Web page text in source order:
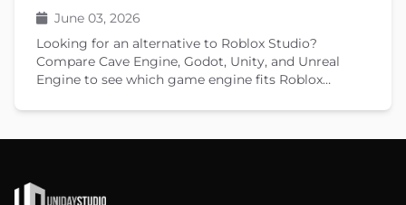
June 03, 2026
Looking for an alternative to Roblox Studio?
Compare Cave Engine, Godot, Unity, and Unreal
Engine to see which game engine fits Roblox